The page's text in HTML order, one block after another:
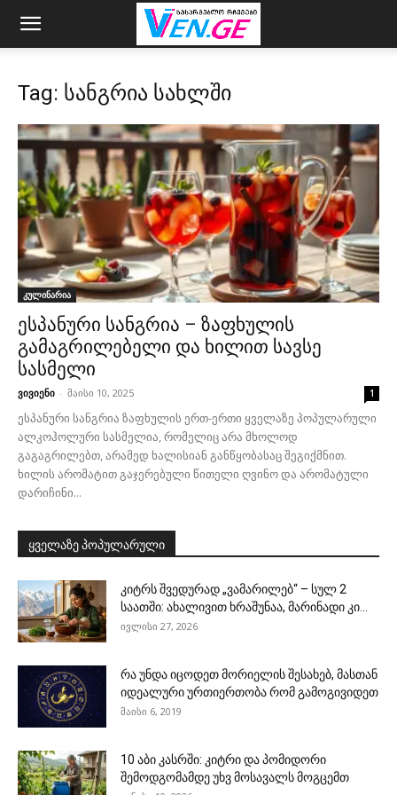
Tag: სანგრია სახლში
კულინარია
ესპანური სანგრია – ზაფხულის
გამაგრილებელი და ხილით სავსე
სასმელი
ვივიენი - მაისი 10, 2025 1
ესპანური სანგრია ზაფხულის ერთ-ერთი ყველაზე პოპულარული
ალკოჰოლური სასმელია, რომელიც არა მხოლოდ
გაგაგრილებთ, არამედ ხალისიან განწყობასაც შეგიქმნით.
ხილის არომატით გაჯერებული წითელი ღვინო და არომატული
დარიჩინი...
ყველაზე პოპულარული
კიტრს შვედურად „ვამარილებ“ – სულ 2
საათში: ახალივით ხრაშუნაა, მარინადი კი...
ივლისი 27, 2026
რა უნდა იცოდეთ მორიელის შესახებ, მასთან
იდეალური ურთიერთობა რომ გამოგივიდეთ
მაისი 6, 2019
10 აბი კასრში: კიტრი და პომიდორი
შემოდგომამდე უხვ მოსავალს მოგცემთ